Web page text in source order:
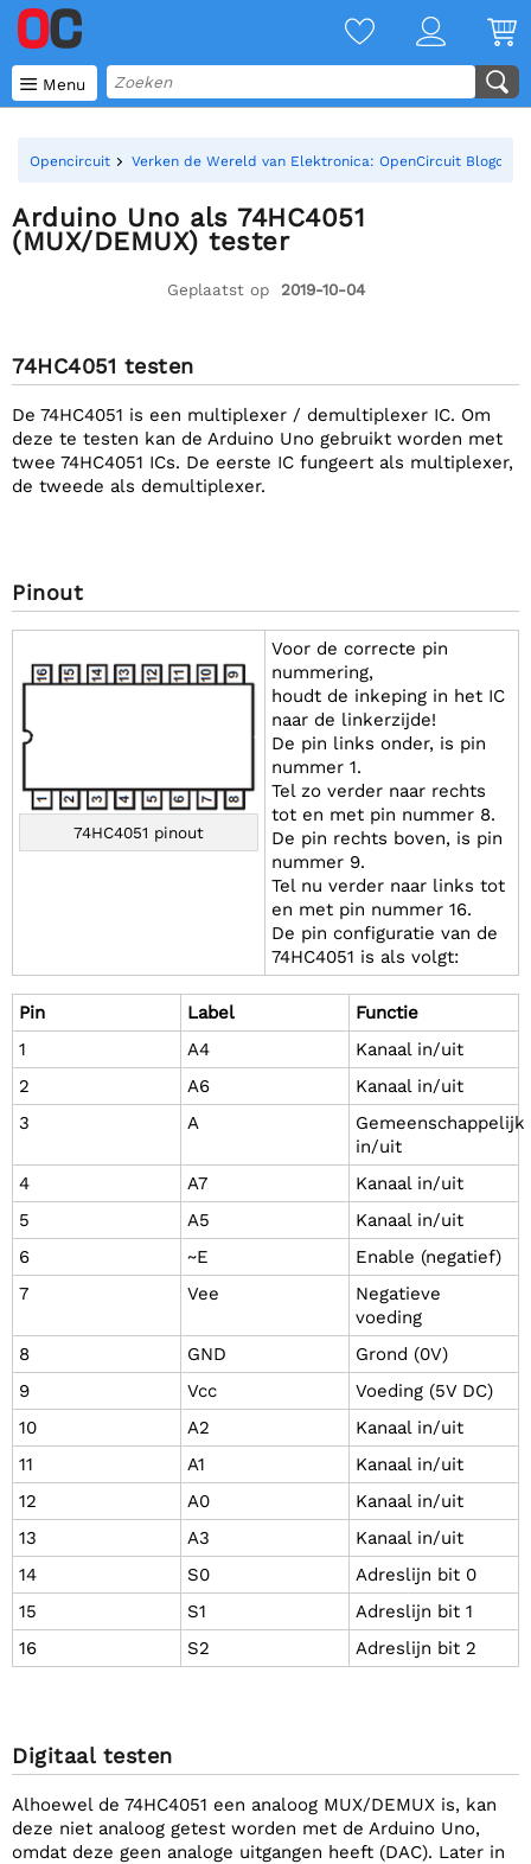
 Menu
Opencircuit Verken de Wereld van Elektronica: OpenCircuit
Arduino Uno als 74HC4051
(MUX/DEMUX) tester
Geplaatst op 2019-10-04
74HC4051 testen
De 74HC4051 is een multiplexer / demultiplexer IC. Om
deze te testen kan de Arduino Uno gebruikt worden met
twee 74HC4051 ICs. De eerste IC fungeert als multiplexer,
de tweede als demultiplexer.
Pinout
74HC4051 pinout
Voor de correcte pin
nummering,
houdt de inkeping in het IC
naar de linkerzijde!
De pin links onder, is pin
nummer 1.
Tel zo verder naar rechts
tot en met pin nummer 8.
De pin rechts boven, is pin
nummer 9.
Tel nu verder naar links tot
en met pin nummer 16.
De pin configuratie van de
74HC4051 is als volgt:
Pin Label
Functie
1
A4
Kanaal in/uit
2
A6
Kanaal in/uit
3
A
Gemeenschappelijk
in/uit
4
A7
Kanaal in/uit
5
A5
Kanaal in/uit
6
~E
Enable (negatief)
7
Vee
Negatieve
voeding
8
GND
Grond (0V)
9
Vcc
Voeding (5V DC)
10
A2
Kanaal in/uit
11
A1
Kanaal in/uit
12
A0
Kanaal in/uit
13
A3
Kanaal in/uit
14
S0
Adreslijn bit 0
15
S1
Adreslijn bit 1
16
S2 Adreslijn bit 2
Digitaal testen
Alhoewel de 74HC4051 een analoog MUX/DEMUX is, kan
deze niet analoog getest worden met de Arduino Uno,
omdat deze geen analoge uitgangen heeft (DAC). Later in